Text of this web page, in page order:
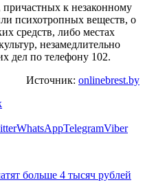
причастных к незаконному
психотропных веществ, о
средств, либо местах
незамедлительно
дел по телефону 102.
Источник: onlinebrest.by
WhatsAppTelegramViber
больше 4 тысяч рублей